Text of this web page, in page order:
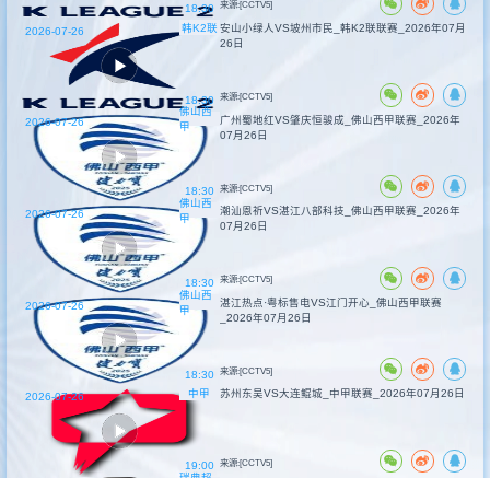
18:30 来源:[CCTV5]
韩K2联
18:30
2026-07-26
安山小绿人VS坡州市民_韩K2联联赛_2026年07月
26日
来源:[CCTV5]
佛山西
甲
18:30
2026-07-26
广州蜀地红VS肇庆恒骏成_佛山西甲联赛_2026年
07月26日
来源:[CCTV5]
佛山西
甲
18:30
2026-07-26
潮汕恩祈VS湛江八部科技_佛山西甲联赛_2026年
07月26日
来源:[CCTV5]
佛山西
甲
18:30
2026-07-26
湛江热点·粤标售电VS江门开心_佛山西甲联赛
_2026年07月26日
来源:[CCTV5]
中甲
19:00
2026-07-26 苏州东吴VS大连鲲城_中甲联赛_2026年07月26日
来源:[CCTV5]